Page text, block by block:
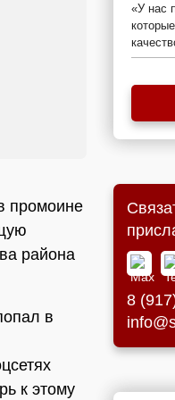
промоине
района
в
к этому
«У нас
8